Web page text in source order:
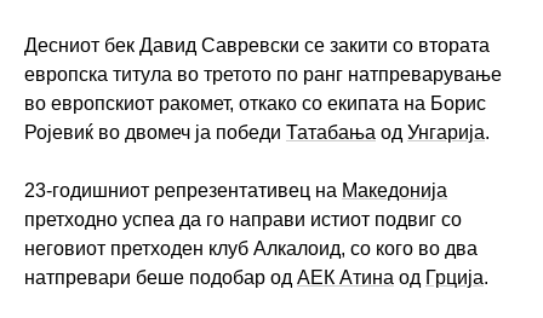
Десниот бек Давид Савревски се закити со втората
европска титула во третото по ранг натпреварување
во европскиот ракомет, откако со екипата на Борис
Ројевиќ во двомеч ја победи Татабања од Унгарија.
23-годишниот репрезентативец на Македонија
претходно успеа да го направи истиот подвиг со
неговиот претходен клуб Алкалоид, со кого во два
натпревари беше подобар од АЕК Атина од Грција.